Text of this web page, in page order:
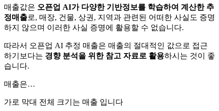
매출값은 오픈업 AI가 다양한 기반정보를 학습하여 계산한 추
정매출로, 매장, 건물, 상권, 지역과 관련된 어떠한 사실도 증명
하지 않으며 이러한 사실 증명에 활용할 수 없습니다.
따라서 오픈업 AI 추정 매출은 매출의 절대적인 값으로 접근
하기보다는 경향 분석을 위한 참고 자료로 활용하시는 것이 좋
습니다.
매출은…
가로 막대 전체 크기는 매출 입니다